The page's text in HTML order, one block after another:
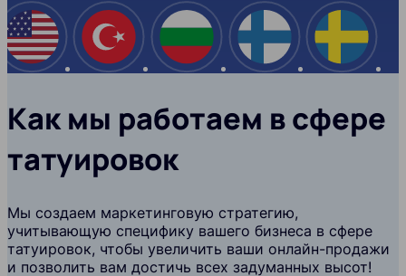
США Турция Болгария Финляндия
Как мы работаем в сфере
татуировок
Мы создаем маркетинговую стратегию,
учитывающую специфику вашего бизнеса в сфере
татуировок, чтобы увеличить ваши онлайн-продажи
и позволить вам достичь всех задуманных высот!